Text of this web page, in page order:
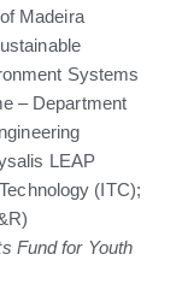
Madeira
Systems
– Department
LEAP
(ITC);
Fund for Youth